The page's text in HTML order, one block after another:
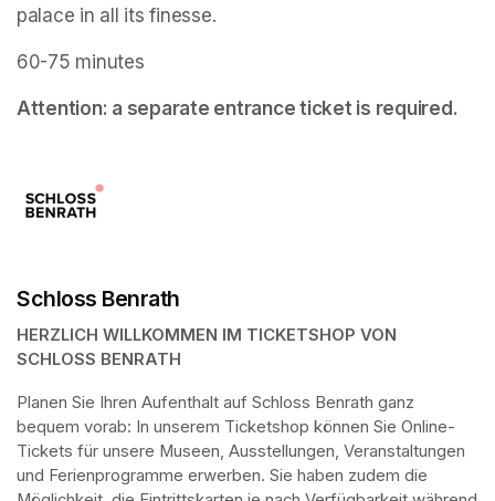
palace in all its finesse.
60-75 minutes
Attention: a separate entrance ticket is required.
Schloss Benrath
HERZLICH WILLKOMMEN IM TICKETSHOP VON
SCHLOSS BENRATH
Planen Sie Ihren Aufenthalt auf Schloss Benrath ganz
bequem vorab: In unserem Ticketshop können Sie Online-
Tickets für unsere Museen, Ausstellungen, Veranstaltungen
und Ferienprogramme erwerben. Sie haben zudem die